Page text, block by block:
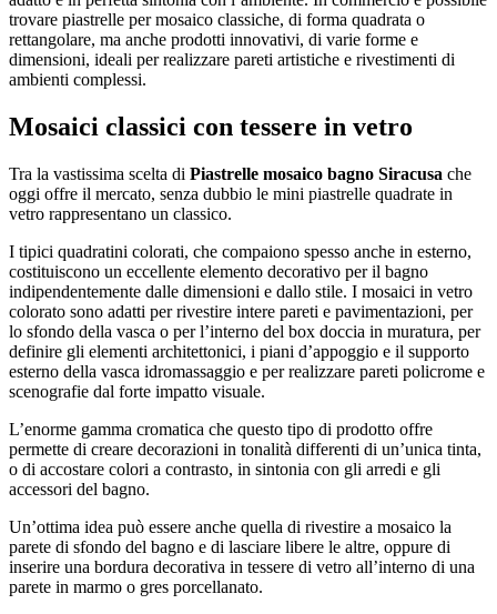
trovare piastrelle per mosaico classiche, di forma quadrata o
rettangolare, ma anche prodotti innovativi, di varie forme e
dimensioni, ideali per realizzare pareti artistiche e rivestimenti di
ambienti complessi.
Mosaici classici con tessere in vetro
Tra la vastissima scelta di Piastrelle mosaico bagno Siracusa che
oggi offre il mercato, senza dubbio le mini piastrelle quadrate in
vetro rappresentano un classico.
I tipici quadratini colorati, che compaiono spesso anche in esterno,
costituiscono un eccellente elemento decorativo per il bagno
indipendentemente dalle dimensioni e dallo stile. I mosaici in vetro
colorato sono adatti per rivestire intere pareti e pavimentazioni, per
lo sfondo della vasca o per l’interno del box doccia in muratura, per
definire gli elementi architettonici, i piani d’appoggio e il supporto
esterno della vasca idromassaggio e per realizzare pareti policrome e
scenografie dal forte impatto visuale.
L’enorme gamma cromatica che questo tipo di prodotto offre
permette di creare decorazioni in tonalità differenti di un’unica tinta,
o di accostare colori a contrasto, in sintonia con gli arredi e gli
accessori del bagno.
Un’ottima idea può essere anche quella di rivestire a mosaico la
parete di sfondo del bagno e di lasciare libere le altre, oppure di
inserire una bordura decorativa in tessere di vetro all’interno di una
parete in marmo o gres porcellanato.